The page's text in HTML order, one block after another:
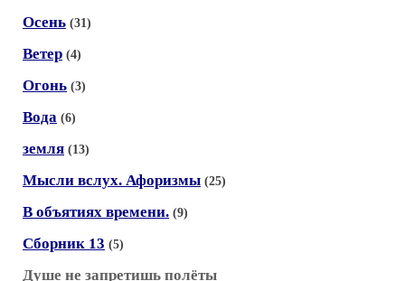
Осень (31)
Ветер (4)
Огонь (3)
Вода (6)
земля (13)
Мысли вслух. Афоризмы (25)
В объятиях времени. (9)
Сборник 13 (5)
Душе не запретишь полёты